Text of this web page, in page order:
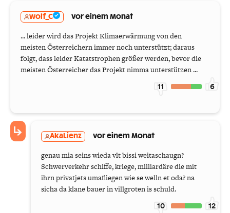
wolf_C vor einem Monat
... leider wird das Projekt Klimaerwärmung von den
meisten Österreichern immer noch unterstützt; daraus
folgt, dass leider Katatstrophen größer werden, bevor die
meisten Österreicher das Projekt nimma unterstützen ...
11 6
AkaLienz vor einem Monat
genau mia seins wieda vlt bissi weitaschaugn?
Schwerverkehr schiffe, kriege, milliardäre die mit
ihrn privatjets umafliegen wie se welln et oda? na
sicha da klane bauer in villgroten is schuld.
10 12